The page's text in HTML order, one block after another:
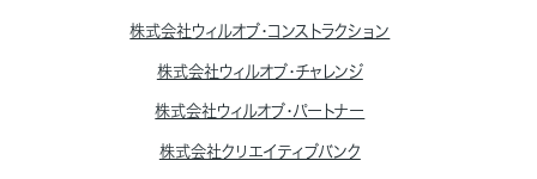
株式会社ウィルオブ・コンストラクション
株式会社ウィルオブ・チャレンジ
株式会社ウィルオブ・パートナー
株式会社クリエイティブバンク